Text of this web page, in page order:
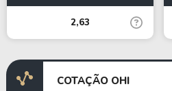
2,63
COTAÇÃO OHI